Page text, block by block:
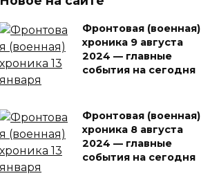
Фронтовая (военная)
хроника 9 августа
2024 — главные
события на сегодня
Фронтовая (военная)
хроника 8 августа
2024 — главные
события на сегодня